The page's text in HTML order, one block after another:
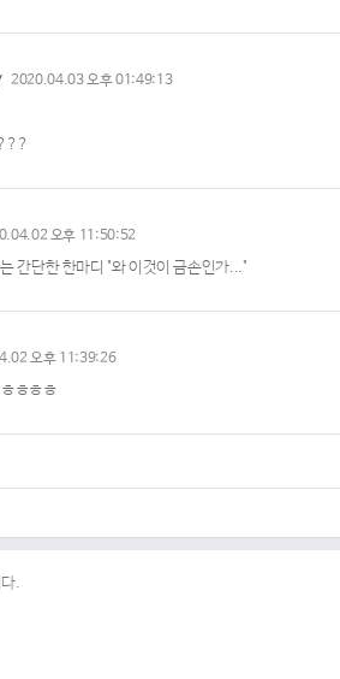
2020.04.03 오후 01:49:13
오후 11:50:52
간단한 한마디 "와 이것이 금손인가..."
오후 11:39:26
ㅎㅎㅎ